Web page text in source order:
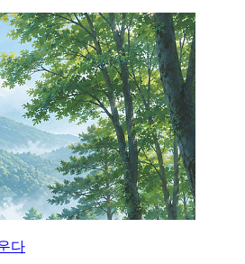
다